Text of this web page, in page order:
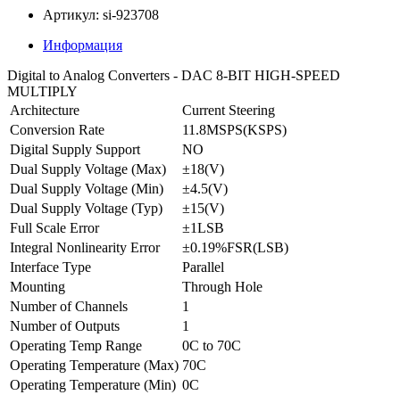
Артикул: si-923708
Информация
Digital to Analog Converters - DAC 8-BIT HIGH-SPEED
MULTIPLY
Architecture
Current Steering
Conversion Rate
11.8MSPS(KSPS)
Digital Supply Support
NO
Dual Supply Voltage (Max)
±18(V)
Dual Supply Voltage (Min)
±4.5(V)
Dual Supply Voltage (Typ)
±15(V)
Full Scale Error
±1LSB
Integral Nonlinearity Error
±0.19%FSR(LSB)
Interface Type
Parallel
Mounting
Through Hole
Number of Channels
1
Number of Outputs
1
Operating Temp Range
0C to 70C
Operating Temperature (Max) 70C
Operating Temperature (Min) 0C